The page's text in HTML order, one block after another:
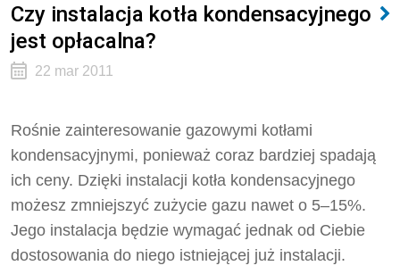
Czy instalacja kotła kondensacyjnego
jest opłacalna?
22 mar 2011
Rośnie zainteresowanie gazowymi kotłami
kondensacyjnymi, ponieważ coraz bardziej spadają
ich ceny. Dzięki instalacji kotła kondensacyjnego
możesz zmniejszyć zużycie gazu nawet o 5–15%.
Jego instalacja będzie wymagać jednak od Ciebie
dostosowania do niego istniejącej już instalacji.